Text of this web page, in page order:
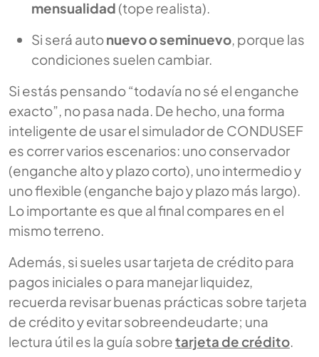
mensualidad (tope realista).
Si será autonuevo o seminuevo , porque las
condiciones suelen cambiar.
Si estás pensando “todavía no sé el enganche
exacto”, no pasa nada. De hecho, una forma
inteligente de usar el simulador de CONDUSEF
es correr varios escenarios: uno conservador
(enganche alto y plazo corto), uno intermedio y
uno flexible (enganche bajo y plazo más largo).
Lo importante es que al final compares en el
mismo terreno.
Además, si sueles usar tarjeta de crédito para
pagos iniciales o para manejar liquidez,
recuerda revisar buenas prácticas sobre tarjeta
de crédito y evitar sobreendeudarte; una
lectura útil es la guía sobretarjeta de crédito